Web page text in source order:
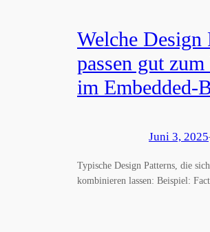
Welche Design
passen gut
im Embedded-
Juni 3, 2025
Typische Design Patterns, die
kombinieren lassen: Beispiel: